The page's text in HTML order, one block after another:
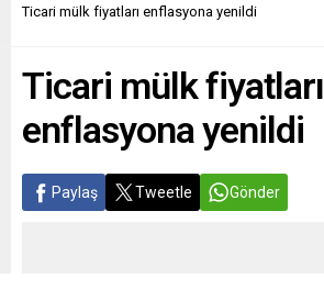
Ticari mülk fiyatları enflasyona yenildi
Ticari mülk fiyatları
enflasyona yenildi
Paylaş Tweetle Gönder